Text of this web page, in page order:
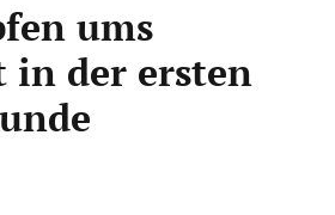
ums
in der ersten